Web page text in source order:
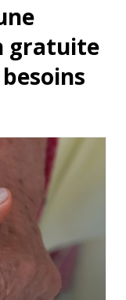
gratuite